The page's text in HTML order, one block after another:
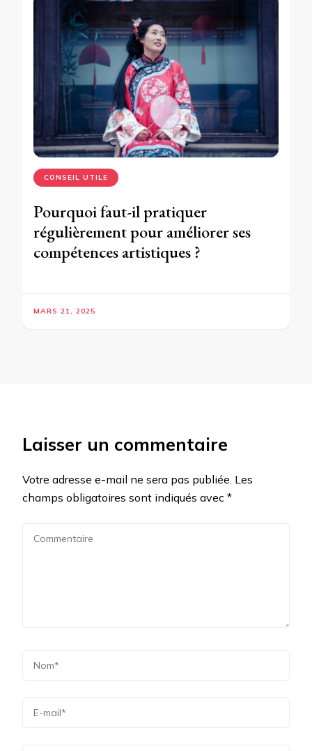
CONSEIL UTILE
Pourquoi faut-il pratiquer
régulièrement pour améliorer ses
compétences artistiques ?
MARS 21, 2025
Laisser un commentaire
Votre adresse e-mail ne sera pas publiée. Les
champs obligatoires sont indiqués avec *